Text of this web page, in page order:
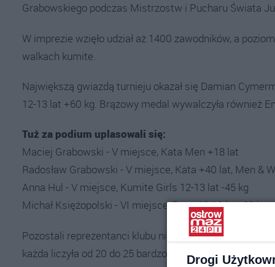
Grabowskiego podczas Mistrzostw i Pucharu Świata
W imprezie wzięło udział aż 1400 zawodników, a
walkach kumite.
Największą gwiazdą turnieju okazał się Damian
12-13 lat +60 kg. Brązowy medal wywalczyła również
Tuż za podium uplasowali się:
Maciej Grabowski - V miejsce, Kata Men +18 lat
Radosław Grabowski - V miejsce, Kata +40 lat, Men &
Anna Hul - V miejsce, Kumite Girls 12-13 lat -45 kg
Michał Księżopolski - VI miejsce, Boys 12-13 lat -60 kg
Pozostali reprezentanci klubu nie przebili się przez
każda liczyła od 20 do 25 bardzo silnych zawodników.
Drogi